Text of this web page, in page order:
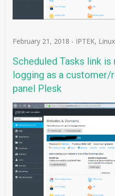
February 21, 2018 - IPTEK, Linux
Scheduled Tasks link is
logging as a
panel Plesk